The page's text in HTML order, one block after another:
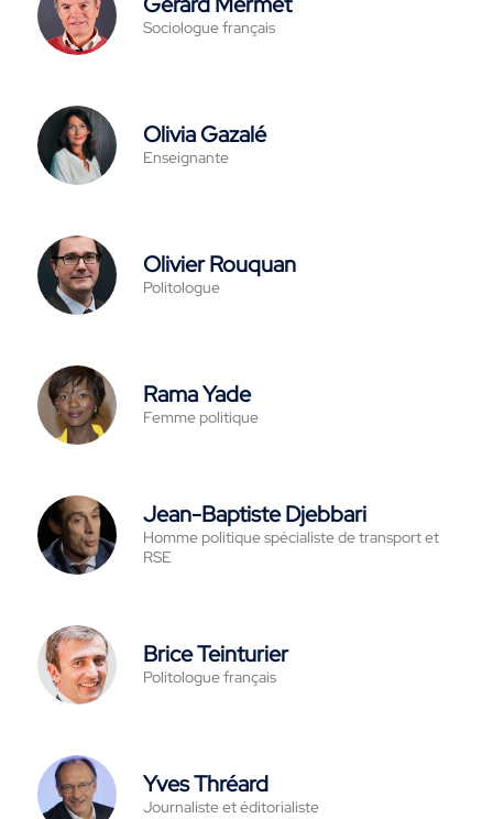
Sociologue français
Olivia Gazalé
Enseignante
Olivier Rouquan
Politologue
Rama Yade
Femme politique
Jean-Baptiste Djebbari
Homme politique spécialiste de transport et
RSE
Brice Teinturier
Politologue français
Yves Thréard
Journaliste et éditorialiste